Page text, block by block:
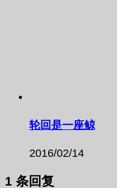
轮回是一座鲸
2016/02/14
1 条回复